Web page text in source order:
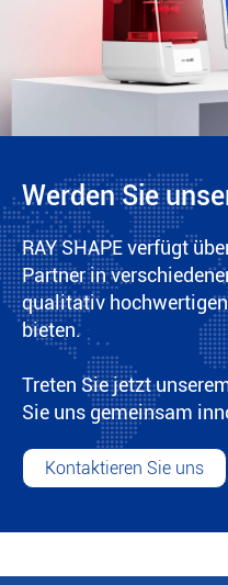
Werden Sie
RAY SHAPE verfügt
Partner in
qualitativ
bieten.
Treten Sie jetzt
Sie uns gemeinsam
Kontaktieren Sie uns